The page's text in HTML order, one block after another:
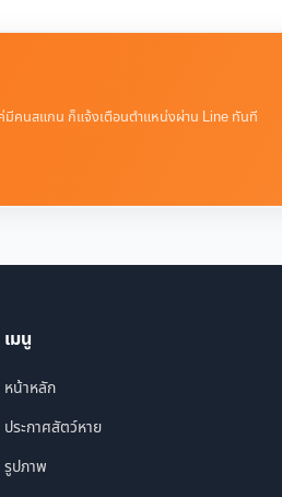
มีคนสแกน ก็แจ้งเตือนตำแหน่งผ่าน Line ทันที
เมนู
หน้าหลัก
ประกาศสัตว์หาย
รูปภาพ